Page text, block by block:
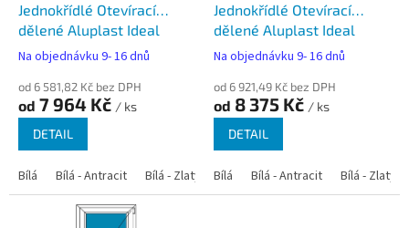
Jednokřídlé Otevírací
dělené Aluplast Ideal
4000
Na objednávku 9- 16 dnů
od 6 581,82 Kč bez DPH
od 7 964 Kč / ks
DETAIL
Bílá Bílá - Antracit Bílá - Zlatý dub Bílá - Tmavý dub Bílá -
Jednokřídlé Otevírací
dělené Aluplast Ideal
4000
Na objednávku 9- 16 dnů
od 6 921,49 Kč bez DPH
od 8 375 Kč / ks
DETAIL
Bílá Bílá - Antracit Bílá - Zlatý